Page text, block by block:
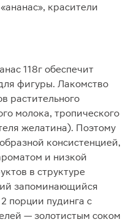
красители
118г обеспечит
фигуры. Лакомство
растительного
молока, тропического
желатина). Поэтому
консистенцией,
и низкой
в структуре
запоминающийся
порции пудинга с
— золотистым соком